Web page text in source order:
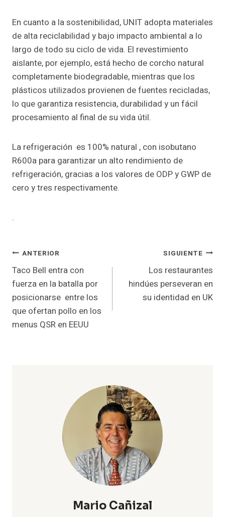
En cuanto a la sostenibilidad, UNIT adopta materiales
de alta reciclabilidad y bajo impacto ambiental a lo
largo de todo su ciclo de vida. El revestimiento
aislante, por ejemplo, está hecho de corcho natural
completamente biodegradable, mientras que los
plásticos utilizados provienen de fuentes recicladas,
lo que garantiza resistencia, durabilidad y un fácil
procesamiento al final de su vida útil.
La refrigeración es 100% natural , con isobutano
R600a para garantizar un alto rendimiento de
refrigeración, gracias a los valores de ODP y GWP de
cero y tres respectivamente.
.
Navegación
de
entradas
ANTERIOR
Taco Bell entra con
fuerza en la batalla por
posicionarse entre los
que ofertan pollo en los
menus QSR en EEUU
SIGUIENTE
Los restaurantes
hindúes perseveran en
su identidad en UK
Mario Cañizal